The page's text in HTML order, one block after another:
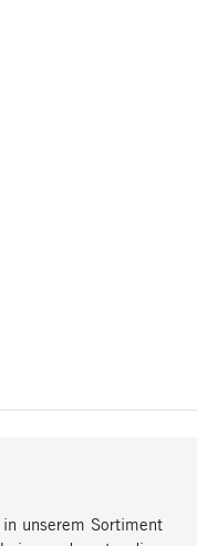
unserem Sortiment